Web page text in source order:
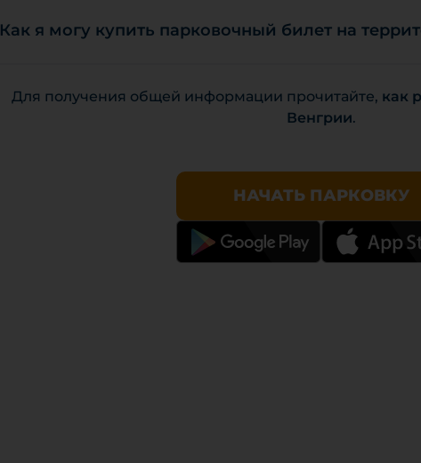
Как я могу купить парковочный билет на
Для получения общей информации прочитайте, как
Венгрии.
НАЧАТЬ ПАРКОВКУ